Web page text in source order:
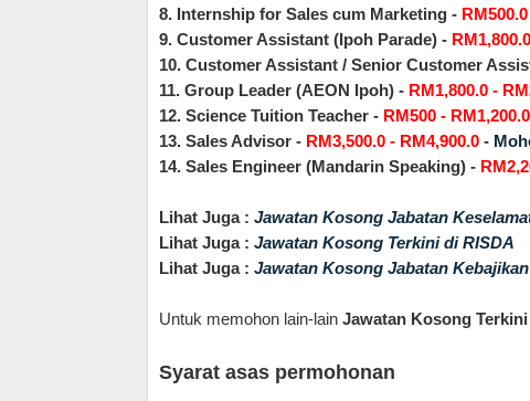
8. Internship for Sales cum Marketing -
9. Customer Assistant (Ipoh Parade) - RM1,800.0
10. Customer Assistant / Senior Customer
11. Group Leader (AEON Ipoh) - RM1,800.0 -
12. Science Tuition Teacher - RM500 - RM1,200.0
13. Sales Advisor - RM3,500.0 - RM4,900.0 -
14. Sales Engineer (Mandarin Speaking) -
Lihat Juga : Jawatan Kosong Jabatan
Lihat Juga : Jawatan Kosong Terkini di RISDA
Lihat Juga : Jawatan Kosong Jabatan
Untuk memohon lain-lain Jawatan Kosong Terkini
Syarat asas permohonan